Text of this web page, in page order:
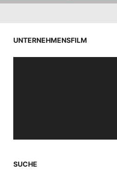
UNTERNEHMENSFILM
SUCHE